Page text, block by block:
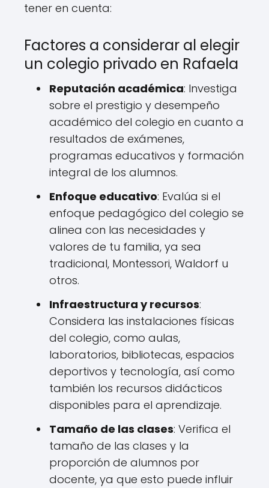
tener en cuenta:
Factores a considerar al elegir
un colegio privado en Rafaela
Reputación académica: Investiga
sobre el prestigio y desempeño
académico del colegio en cuanto a
resultados de exámenes,
programas educativos y formación
integral de los alumnos.
Enfoque educativo: Evalúa si el
enfoque pedagógico del colegio se
alinea con las necesidades y
valores de tu familia, ya sea
tradicional, Montessori, Waldorf u
otros.
Infraestructura y recursos:
Considera las instalaciones físicas
del colegio, como aulas,
laboratorios, bibliotecas, espacios
deportivos y tecnología, así como
también los recursos didácticos
disponibles para el aprendizaje.
Tamaño de las clases: Verifica el
tamaño de las clases y la
proporción de alumnos por
docente, ya que esto puede influir